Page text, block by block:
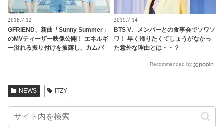
2018.7.12
GFRIEND、新曲「Sunny Summer」
のMVティーザー映像公開！ エネルギ
ー溢れる振り付けを披露し、カムバ
2019.7.14
BTS V、メンバーとの食事会でソワソ
ワ！ 早く帰りたくてしょうがなかっ
た意外な理由とは・・？
Recommended by
NEWS ITZY